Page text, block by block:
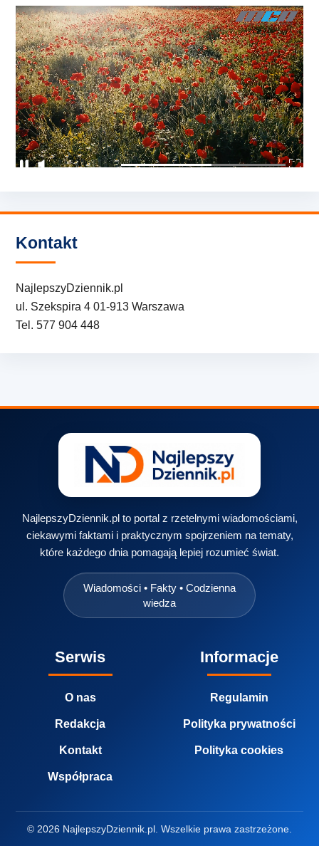
Kontakt
NajlepszyDziennik.pl
ul. Szekspira 4 01-913 Warszawa
Tel. 577 904 448
NajlepszyDziennik.pl to portal z rzetelnymi wiadomościami,
ciekawymi faktami i praktycznym spojrzeniem na tematy,
które każdego dnia pomagają lepiej rozumieć świat.
Wiadomości • Fakty • Codzienna
wiedza
Serwis
O nas
Redakcja
Kontakt
Współpraca
Informacje
Regulamin
Polityka prywatności
Polityka cookies
© 2026 NajlepszyDziennik.pl. Wszelkie prawa zastrzeżone.